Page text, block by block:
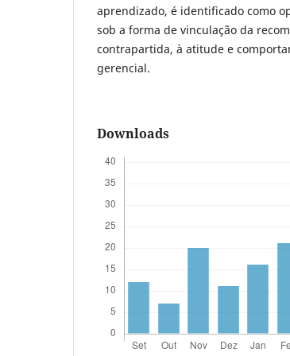
aprendizado, é identificado como
sob a forma de vinculação da
contrapartida, à atitude e
gerencial.
Downloads